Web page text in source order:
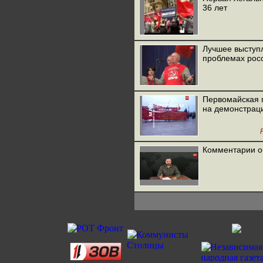
36 лет
Лучшее
проблемах
Первомайская
на
Комментарии